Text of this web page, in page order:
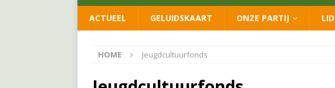
[ 26 juni 2026 ] Leefbaar 3B en CDA presenteren
ACTUEEL GELUIDSKAART ONZE PARTIJ
HOME Jeugdcultuurfonds